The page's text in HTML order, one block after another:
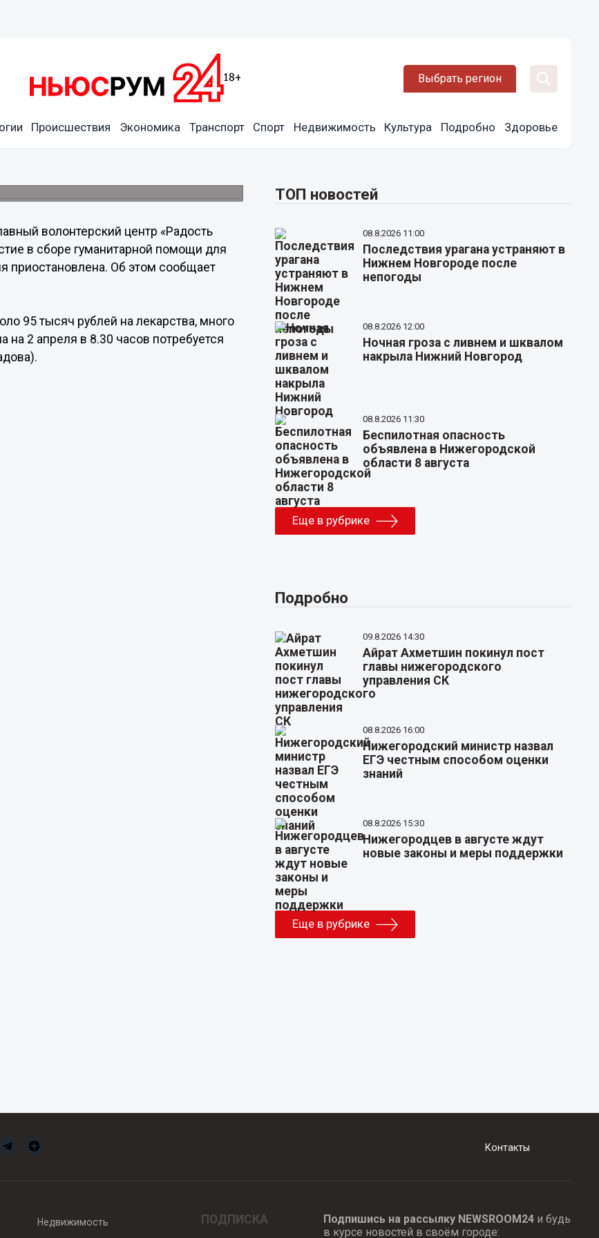
Выбрать регион
Происшествия Экономика Транспорт Спорт Недвижимость Культура Подробно Здоровье
волонтерский центр «Радость
в сборе гуманитарной помощи для
приостановлена. Об этом сообщает
95 тысяч рублей на лекарства, много
на 2 апреля в 8.30 часов потребуется
ТОП новостей
08.8.2026 11:00
Последствия урагана устраняют в
Нижнем Новгороде после
непогоды
08.8.2026 12:00
Ночная гроза с ливнем и шквалом
накрыла Нижний Новгород
08.8.2026 11:30
Беспилотная опасность
объявлена в Нижегородской
области 8 августа
Еще в рубрике
Подробно
09.8.2026 14:30
Айрат Ахметшин покинул пост
главы нижегородского
управления СК
08.8.2026 16:00
Нижегородский министр назвал
ЕГЭ честным способом оценки
знаний
08.8.2026 15:30
Нижегородцев в августе ждут
новые законы и меры поддержки
Еще в рубрике
Контакты
Недвижимость ПОДПИСКА Подпишись на рассылку NEWSROOM24и будь
в курсе новостей в своём городе: